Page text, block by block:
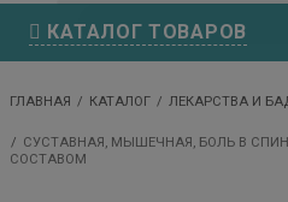
КАТАЛОГ ТОВАРОВ
ГЛАВНАЯ КАТАЛОГ ЛЕКАРСТВА И
СУСТАВНАЯ, МЫШЕЧНАЯ, БОЛЬ В
СОСТАВОМ